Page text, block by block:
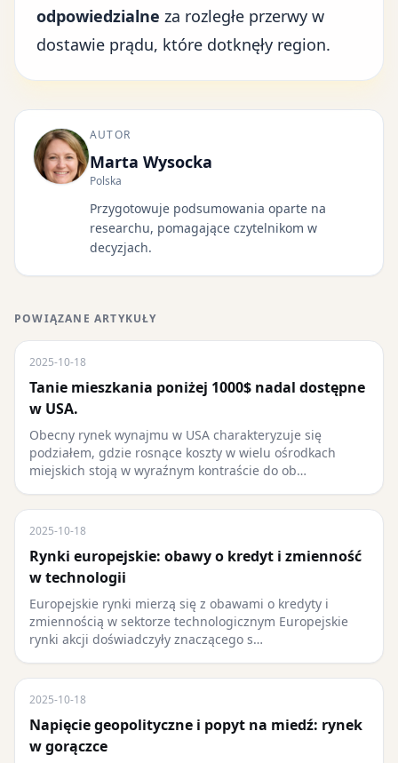
odpowiedzialne za rozległe przerwy w
dostawie prądu, które dotknęły region.
AUTOR
Marta Wysocka
Polska
Przygotowuje podsumowania oparte na
researchu, pomagające czytelnikom w
decyzjach.
POWIĄZANE ARTYKUŁY
2025-10-18
Tanie mieszkania poniżej 1000$ nadal dostępne
w USA.
Obecny rynek wynajmu w USA charakteryzuje się
podziałem, gdzie rosnące koszty w wielu ośrodkach
miejskich stoją w wyraźnym kontraście do ob…
2025-10-18
Rynki europejskie: obawy o kredyt i zmienność
w technologii
Europejskie rynki mierzą się z obawami o kredyty i
zmiennością w sektorze technologicznym Europejskie
rynki akcji doświadczyły znaczącego s…
2025-10-18
Napięcie geopolityczne i popyt na miedź: rynek
w gorączce